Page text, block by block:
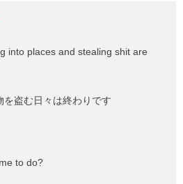
into places and stealing shit are
盗む日々は終わりです
to do?